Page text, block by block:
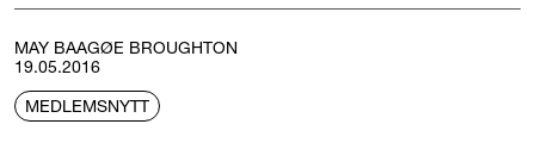
MAY BAAGØE BROUGHTON
19.05.2016
MEDLEMSNYTT